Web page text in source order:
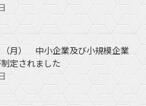
月） 中小企業及び小規模企業
定されました